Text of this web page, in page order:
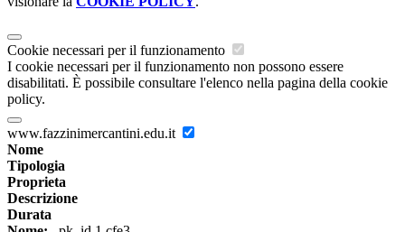
Cookie necessari per il funzionamento
I cookie necessari per il funzionamento non possono essere
disabilitati. È possibile consultare l'elenco nella pagina della cookie
policy.
www.fazzinimercantini.edu.it
Nome
Tipologia
Proprieta
Descrizione
Durata